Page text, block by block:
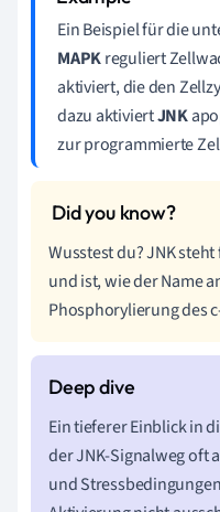
Ein Beispiel für die
MAPKreguliert
aktiviert, die den
dazu aktiviertJNK
zur programmierte
Wusstest du? JNK
und ist, wie der Name
Phosphorylierung des
Ein tieferer Einblick in
der JNK-Signalweg oft
und